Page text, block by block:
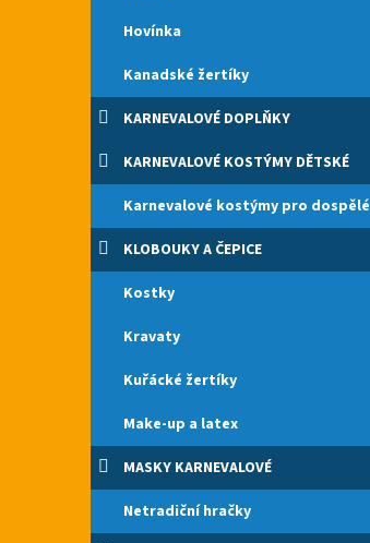
Hovínka
Kanadské žertíky
KARNEVALOVÉ DOPLŇKY
KARNEVALOVÉ KOSTÝMY DĚTSKÉ
Karnevalové kostýmy pro dospělé
KLOBOUKY A ČEPICE
Kostky
Kravaty
Kuřácké žertíky
Make-up a latex
MASKY KARNEVALOVÉ
Netradiční hračky